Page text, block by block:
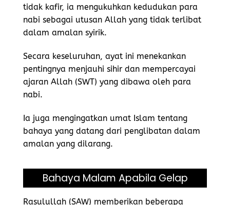
tidak kafir, ia mengukuhkan kedudukan para
nabi sebagai utusan Allah yang tidak terlibat
dalam amalan syirik.
Secara keseluruhan, ayat ini menekankan
pentingnya menjauhi sihir dan mempercayai
ajaran Allah (SWT) yang dibawa oleh para
nabi.
Ia juga mengingatkan umat Islam tentang
bahaya yang datang dari penglibatan dalam
amalan yang dilarang.
Bahaya Malam Apabila Gelap
Rasulullah (SAW) memberikan beberapa